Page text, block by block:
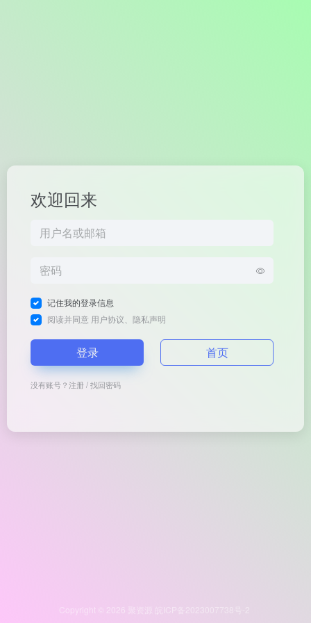
欢迎回来
记住我的登录信息
阅读并同意 用户协议 隐私声明
登录 首页
没有账号？注册/找回密码
Copyright © 2026